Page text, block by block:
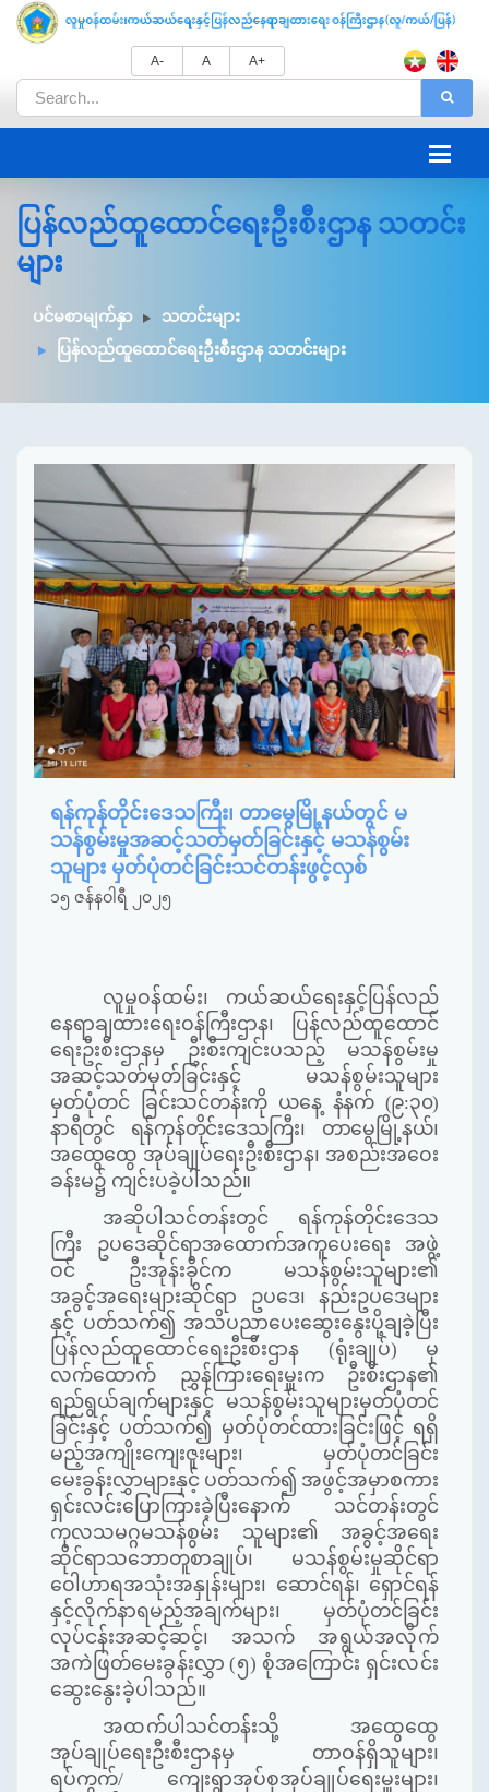
A- A A+
ပြန်လည်ထူထောင်ရေးဦးစီးဌာန သတင်း
များ
ပင်မစာမျက်နှာ
သတင်းများ
ပြန်လည်ထူထောင်ရေးဦးစီးဌာန သတင်းများ
ရန်ကုန်တိုင်းဒေသကြီး၊ တာမွေမြို့နယ်တွင် မ
သန်စွမ်းမှုအဆင့်သတ်မှတ်ခြင်းနှင့် မသန်စွမ်း
သူများ မှတ်ပုံတင်ခြင်းသင်တန်းဖွင့်လှစ်
၁၅ ဇန်နဝါရီ ၂၀၂၅
လူမှုဝန်ထမ်း၊ ကယ်ဆယ်ရေးနှင့်ပြန်လည်
နေရာချထားရေးဝန်ကြီးဌာန၊ ပြန်လည်ထူထောင်
ရေးဦးစီးဌာနမှ ဦးစီးကျင်းပသည့် မသန်စွမ်းမှု
အဆင့်သတ်မှတ်ခြင်းနှင့် မသန်စွမ်းသူများ
မှတ်ပုံတင်
ခြင်းသင်တန်းကို ယနေ့ နံနက်(၉:၃၀)
နာရီတွင် ရန်ကုန်တိုင်းဒေသကြီး၊ တာမွေမြို့နယ်၊
အထွေထွေ အုပ်ချုပ်ရေးဦးစီးဌာန၊ အစည်းအဝေး
ခန်းမ၌ ကျင်းပခဲ့ပါသည်။
အဆိုပါသင်တန်းတွင် ရန်ကုန်တိုင်းဒေသ
ကြီး ဥပဒေဆိုင်ရာအထောက်အကူပေးရေး အဖွဲ့
ဝင် ဦးအုန်းခိုင်က မသန်စွမ်းသူများ၏
အခွင့်အရေးများဆိုင်ရာ ဥပဒေ၊ နည်းဥပဒေများ
နှင့် ပတ်သက်၍ အသိပညာပေးဆွေးနွေးပို့ချခဲ့ပြီး
ပြန်လည်ထူထောင်ရေးဦးစီးဌာန (ရုံးချုပ်) မှ
လက်ထောက် ညွှန်ကြားရေးမှူးက ဦးစီးဌာန၏
ရည်ရွယ်ချက်များနှင့် မသန်စွမ်းသူများမှတ်ပုံတင်
ခြင်းနှင့် ပတ်သက်၍ မှတ်ပုံတင်ထားခြင်းဖြင့် ရရှိ
မည့်အကျိုးကျေးဇူးများ၊ မှတ်ပုံတင်ခြင်း
မေးခွန်းလွှာများနှင့် ပတ်သက်၍ အဖွင့်အမှာစကား
ရှင်းလင်းပြောကြားခဲ့ပြီးနောက် သင်တန်းတွင်
ကုလသမဂ္ဂမသန်စွမ်း သူများ၏ အခွင့်အရေး
ဆိုင်ရာသဘောတူစာချုပ်၊ မသန်စွမ်းမှုဆိုင်ရာ
ဝေါဟာရအသုံးအနှုန်းများ၊ ဆောင်ရန်၊ ရှောင်ရန်
နှင့်လိုက်နာရမည့်အချက်များ၊ မှတ်ပုံတင်ခြင်း
လုပ်ငန်းအဆင့်ဆင့်၊ အသက် အရွယ်အလိုက်
အကဲဖြတ်မေးခွန်းလွှာ (၅) စုံအကြောင်း ရှင်းလင်း
ဆွေးနွေးခဲ့ပါသည်။
အထက်ပါ သင်တန်းသို့ အထွေထွေ
အုပ်ချုပ်ရေးဦးစီးဌာနမှ တာဝန်ရှိသူများ၊
ရပ်ကွက်/ ကျေးရွာအုပ်စုအုပ်ချုပ်ရေးမှူးများ၊